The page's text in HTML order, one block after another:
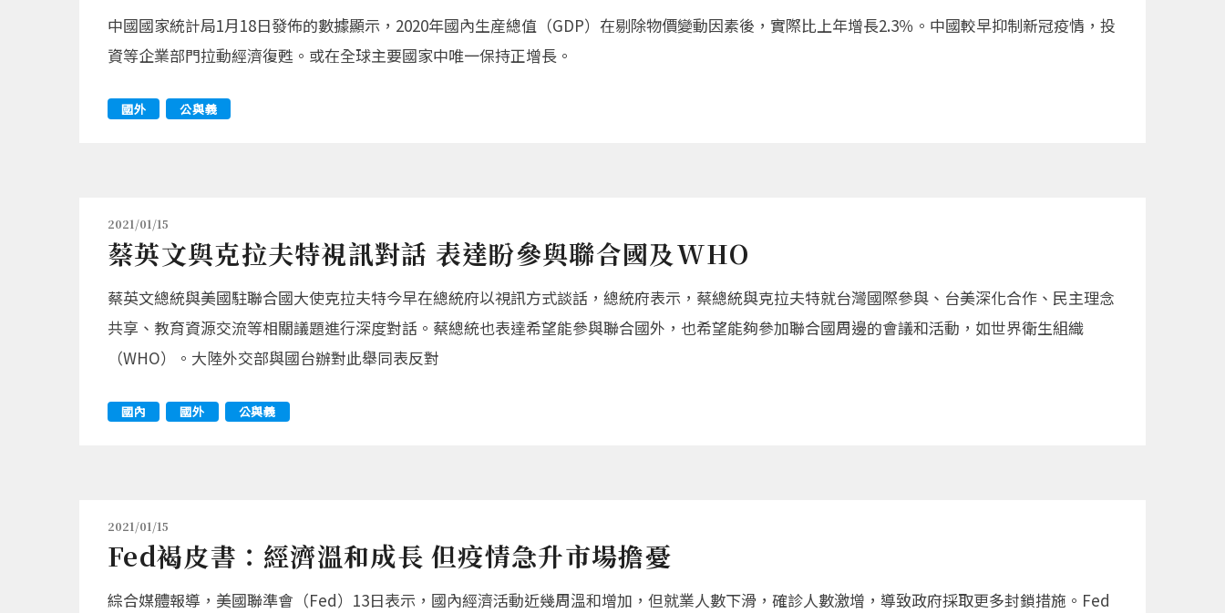
中國國家統計局1月18日發佈的數據顯示，2020年國內生産總值（GDP）在剔除物價變動因素後，實際比上年增長2.3％。中國較早抑制新冠疫情，投
資等企業部門拉動經濟復甦。或在全球主要國家中唯一保持正增長。
國外 公與義
2021/01/15
蔡英文與克拉夫特視訊對話 表達盼參與聯合國及WHO
蔡英文總統與美國駐聯合國大使克拉夫特今早在總統府以視訊方式談話，總統府表示，蔡總統與克拉夫特就台灣國際參與、台美深化合作、民主理念
共享、教育資源交流等相關議題進行深度對話。蔡總統也表達希望能參與聯合國外，也希望能夠參加聯合國周邊的會議和活動，如世界衛生組織
（WHO）。大陸外交部與國台辦對此舉同表反對
國內 國外 公與義
2021/01/15
Fed褐皮書：經濟溫和成長 但疫情急升市場擔憂
綜合媒體報導，美國聯準會（Fed）13日表示，國內經濟活動近幾周溫和增加，但就業人數下滑，確診人數激增，導致政府採取更多封鎖措施。Fed